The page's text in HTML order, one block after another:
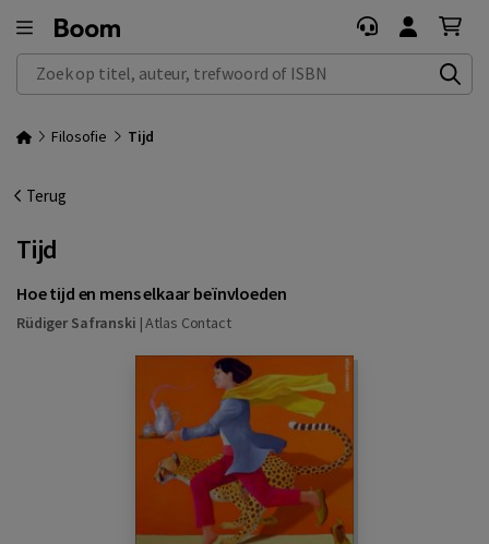
Zoek op titel, auteur, trefwoord of ISBN
Filosofie Tijd
Terug
Tijd
Hoe tijd en mens elkaar beïnvloeden
Rüdiger Safranski |Atlas Contact